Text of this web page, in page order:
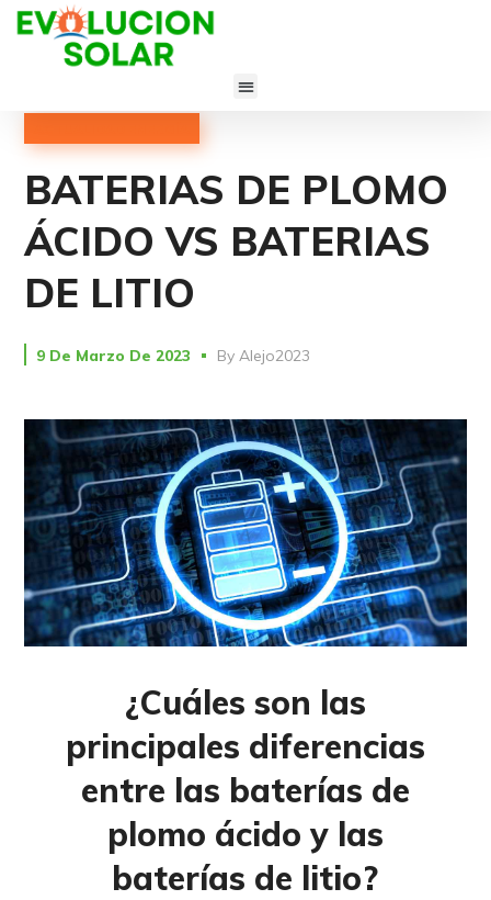
BATERIAS DE PLOMO
ÁCIDO VS BATERIAS
DE LITIO
9 De Marzo De 2023 ByAlejo2023
¿Cuáles son las
principales diferencias
entre las baterías de
plomo ácido y las
baterías de litio?